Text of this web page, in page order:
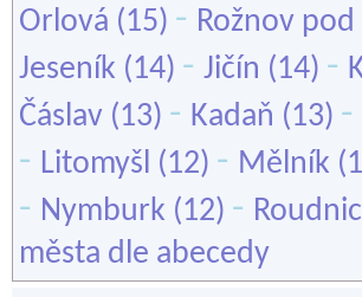
Orlová (15) - Rožnov
Jeseník (14) - Jičín (14) -
Čáslav (13) - Kadaň (13) -
- Litomyšl (12) - Mělník
- Nymburk (12) -
města dle abecedy